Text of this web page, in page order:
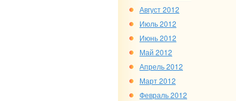
Август 2012
Июль 2012
Июнь 2012
Май 2012
Апрель 2012
Март 2012
Февраль 2012